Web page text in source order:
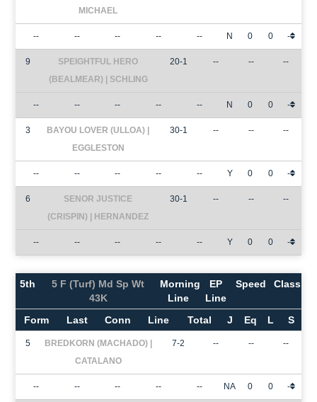
MICHAEL
-- -- -- -- -- N 0 0 -
9
SPEIGHTFUL HERO
(BEALMEAR) | SCHLING
20-1 -- -- --
-- -- -- -- -- N 0 0 -
3
BAYOU LOVER (ULLOA) |
EGGLESTON
30-1 -- -- --
-- -- -- -- -- Y 0 0 -
6
SENOR JUSTICE
(CRISPIN) | HERNANDEZ
30-1 -- -- --
-- -- -- -- -- Y 0 0 -
5th
5 F (Turf) Md Sp Wt
43K
Morning
Line
EP
Line
Speed Class
Form Last Conn Line Total J Eq L S
5
BREDKORN (MACHADO) |
CATALANO
7-2 -- -- --
-- -- -- -- -- NA 0 0 -